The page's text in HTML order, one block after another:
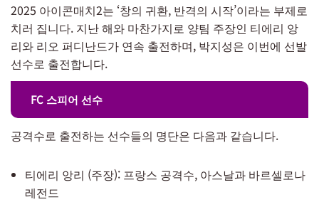
2025 아이콘매치2는 ‘창의 귀환, 반격의 시작’이라는 부제로
치러 집니다. 지난 해와 마찬가지로 양팀 주장인 티에리 앙
리와 리오 퍼디난드가 연속 출전하며, 박지성은 이번에 선발
선수로 출전합니다.
FC 스피어 선수
공격수로 출전하는 선수들의 명단은 다음과 같습니다.
티에리 앙리 (주장): 프랑스 공격수, 아스날과 바르셀로나
레전드